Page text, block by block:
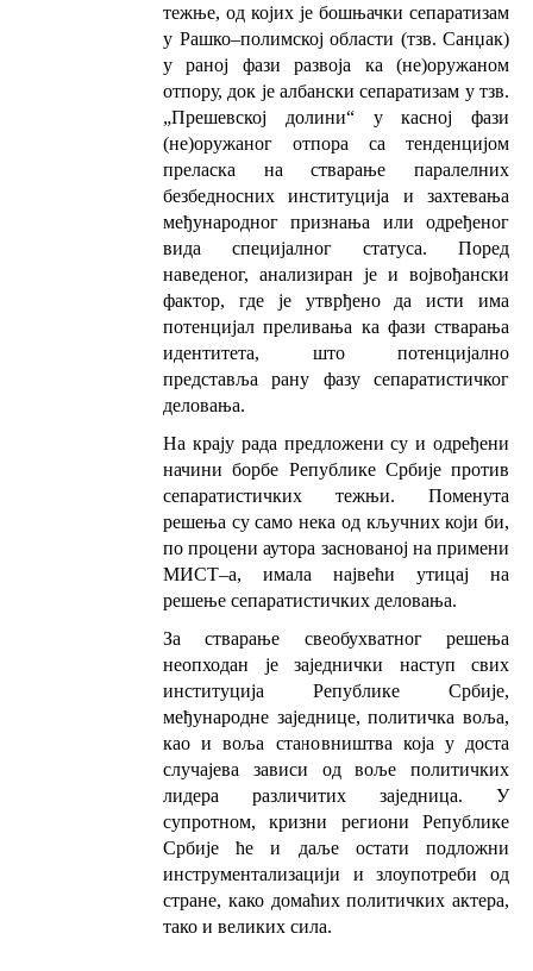
тежње, од којих је бошњачки сепаратизам
у Рашко–полимској области (тзв. Санџак)
у раној фази развоја ка (не)оружаном
отпору, док је албански сепаратизам у тзв.
„Прешевској долини“ у касној фази
(не)оружаног отпора са тенденцијом
преласка на стварање паралелних
безбедносних институција и захтевања
међународног признања или одређеног
вида специјалног статуса. Поред
наведеног, анализиран је и војвођански
фактор, где је утврђено да исти има
потенцијал преливања ка фази стварања
идентитета, што потенцијално
представља рану фазу сепаратистичког
деловања.
На крају рада предложени су и одређени
начини борбе Републике Србије против
сепаратистичких тежњи. Поменута
решења су само нека од кључних који би,
по процени аутора заснованој на примени
МИСТ–а, имала највећи утицај на
решење сепаратистичких деловања.
За стварање свеобухватног решења
неопходан је заједнички наступ свих
институција Републике Србије,
међународне заједнице, политичка воља,
као и воља становништва која у доста
случајева зависи од воље политичких
лидера различитих заједница. У
супротном, кризни региони Републике
Србије ће и даље остати подложни
инструментализацији и злоупотреби од
стране, како домаћих политичких актера,
тако и великих сила.